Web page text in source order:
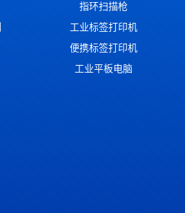
指环扫描枪
工业标签打印机
便携标签打印机
工业平板电脑